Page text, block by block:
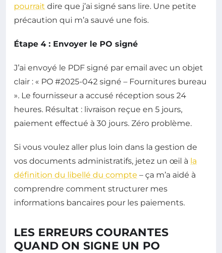
pourrait dire que j’ai signé sans lire. Une petite
précaution qui m’a sauvé une fois.
Étape 4 : Envoyer le PO signé
J’ai envoyé le PDF signé par email avec un objet
clair : « PO #2025-042 signé – Fournitures bureau
». Le fournisseur a accusé réception sous 24
heures. Résultat : livraison reçue en 5 jours,
paiement effectué à 30 jours. Zéro problème.
Si vous voulez aller plus loin dans la gestion de
vos documents administratifs, jetez un œil à la
définition du libellé du compte – ça m’a aidé à
comprendre comment structurer mes
informations bancaires pour les paiements.
LES ERREURS COURANTES
QUAND ON SIGNE UN PO